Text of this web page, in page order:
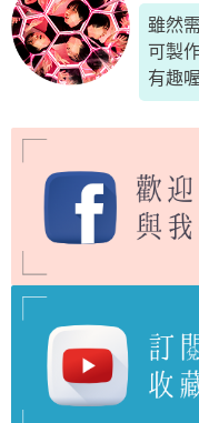
雖然
可製
有趣喔